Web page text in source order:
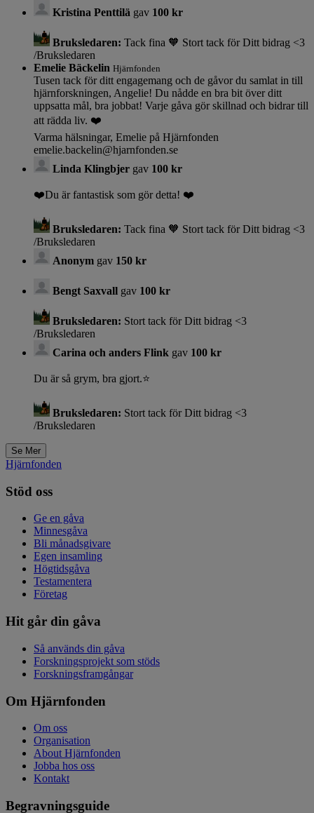
Kristina Penttilä gav 100 kr
Bruksledaren: Tack fina 🧡 Stort tack för Ditt bidrag <3
/Bruksledaren
Emelie Bäckelin Hjärnfonden
Tusen tack för ditt engagemang och de gåvor du samlat in till
hjärnforskningen, Angelie! Du nådde en bra bit över ditt
uppsatta mål, bra jobbat! Varje gåva gör skillnad och bidrar till
att rädda liv. ❤️
Varma hälsningar, Emelie på Hjärnfonden
emelie.backelin@hjarnfonden.se
Linda Klingbjer gav 100 kr
❤️Du är fantastisk som gör detta! ❤️
Bruksledaren: Tack fina 🧡 Stort tack för Ditt bidrag <3
/Bruksledaren
Anonym gav 150 kr
Bengt Saxvall gav 100 kr
Bruksledaren: Stort tack för Ditt bidrag <3
/Bruksledaren
Carina och anders Flink gav 100 kr
Du är så grym, bra gjort.⭐️
Bruksledaren: Stort tack för Ditt bidrag <3
/Bruksledaren
Hjärnfonden
Stöd oss
Ge en gåva
Minnesgåva
Bli månadsgivare
Egen insamling
Högtidsgåva
Testamentera
Företag
Hit går din gåva
Så används din gåva
Forskningsprojekt som stöds
Forskningsframgångar
Om Hjärnfonden
Om oss
Organisation
About Hjärnfonden
Jobba hos oss
Kontakt
Begravningsguide